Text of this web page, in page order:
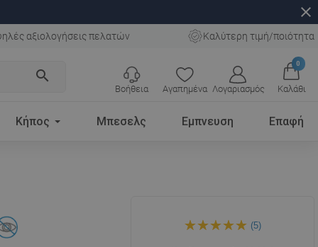
close
αξιολογήσεις πελατών Καλύτερη τιμή/ποιότητα
search
Αγαπημένα Λογαριασμός
0
Καλάθι
Βοήθεια
Κήπος Μπεσελς Εμπνευση Επαφή
Mexen Asis Mydelniczka,
χρώμιο - 7017639-00
(5)